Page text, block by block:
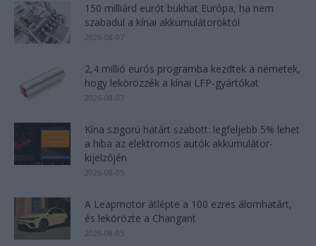
150 milliárd eurót bukhat Európa, ha nem
szabadul a kínai akkumulátoroktól
2026-08-07
2,4 millió eurós programba kezdtek a németek,
hogy lekörözzék a kínai LFP-gyártókat
2026-08-07
Kína szigorú határt szabott: legfeljebb 5% lehet
a hiba az elektromos autók akkumulátor-
kijelzőjén
2026-08-05
A Leapmotor átlépte a 100 ezres álomhatárt,
és lekörözte a Changant
2026-08-05